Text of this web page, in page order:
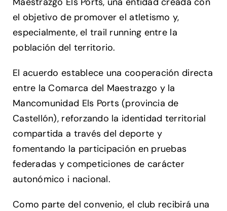
el objetivo de promover el atletismo y,
especialmente, el trail running entre la
población del territorio.
El acuerdo establece una cooperación directa
entre la Comarca del Maestrazgo y la
Mancomunidad Els Ports (provincia de
Castellón), reforzando la identidad territorial
compartida a través del deporte y
fomentando la participación en pruebas
federadas y competiciones de carácter
autonómico i nacional.
Como parte del convenio, el club recibirá una